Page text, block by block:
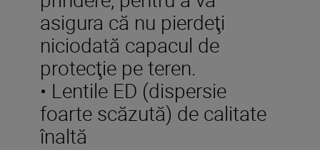
asigura că nu pierdeţi
niciodată capacul de
protecţie pe teren.
• Lentile ED (dispersie
foarte scăzută) de calitate
înaltă